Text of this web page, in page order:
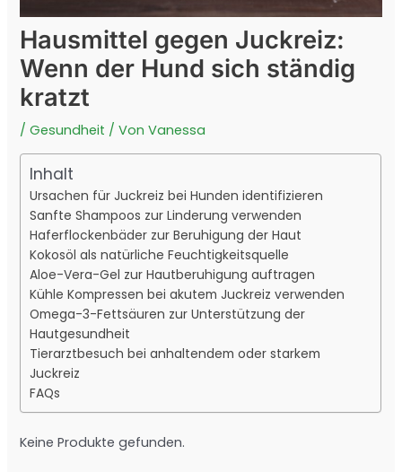
Hausmittel gegen Juckreiz:
Wenn der Hund sich ständig
kratzt
/Gesundheit / VonVanessa
Inhalt
Ursachen für Juckreiz bei Hunden identifizieren
Sanfte Shampoos zur Linderung verwenden
Haferflockenbäder zur Beruhigung der Haut
Kokosöl als natürliche Feuchtigkeitsquelle
Aloe-Vera-Gel zur Hautberuhigung auftragen
Kühle Kompressen bei akutem Juckreiz verwenden
Omega-3-Fettsäuren zur Unterstützung der
Hautgesundheit
Tierarztbesuch bei anhaltendem oder starkem
Juckreiz
FAQs
Keine Produkte gefunden.